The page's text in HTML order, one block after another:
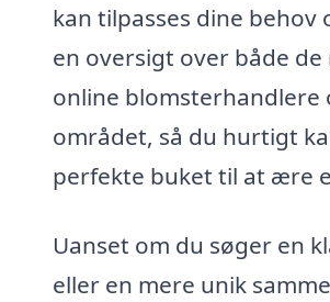
kan tilpasses dine behov
en oversigt over både
online blomsterhandlere
området, så du hurtigt
perfekte buket til at ære
Uanset om du søger en
eller en mere unik